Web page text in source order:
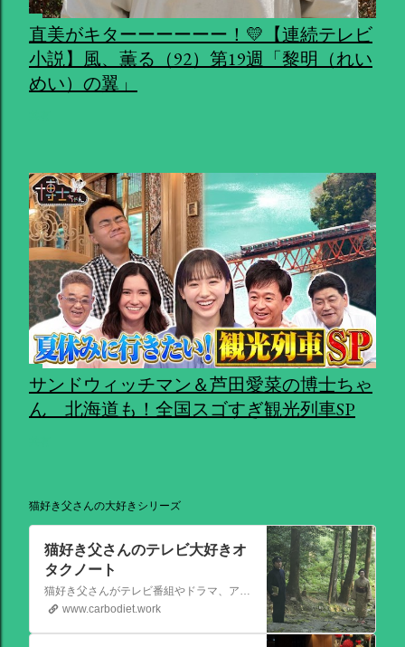
直美がキターーーーーー！💛【連続テレビ
小説】風、薫る（92）第19週「黎明（れい
めい）の翼」
サンドウィッチマン＆芦田愛菜の博士ちゃ
ん 北海道も！全国スゴすぎ観光列車SP
猫好き父さんの大好きシリーズ
猫好き父さんのテレビ大好きオ
タクノート
猫好き父さんがテレビ番組やドラマ、アニメ、特撮ヒーロー,そしてダイエットについて書いたブログです。
www.carbodiet.work